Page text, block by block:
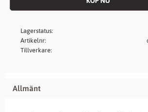
Lagerstatus
Artikelnr
Tillverkare
Allmänt